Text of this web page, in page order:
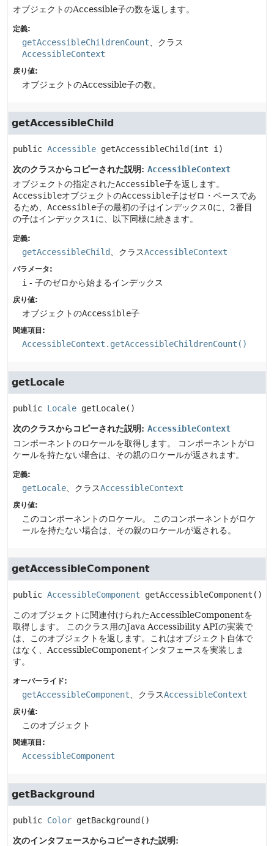
オブジェクトのAccessible子の数を返します。
定義:
getAccessibleChildrenCount 、クラス
AccessibleContext
戻り値:
オブジェクトのAccessible子の数。
getAccessibleChild
public Accessible getAccessibleChild (int i)
次のクラスからコピーされた説明: AccessibleContext
オブジェクトの指定されたAccessible子を返します。
AccessibleオブジェクトのAccessible子はゼロ・ベースであ
るため、 Accessible子の最初の子はインデックス0に、2番目
の子はインデックス1に、以下同様に続きます。
定義:
getAccessibleChild 、クラスAccessibleContext
パラメータ:
i - 子のゼロから始まるインデックス
戻り値:
オブジェクトのAccessible子
関連項目:
AccessibleContext.getAccessibleChildrenCount()
getLocale
public Locale getLocale()
次のクラスからコピーされた説明: AccessibleContext
コンポーネントのロケールを取得します。
コンポーネントがロ
ケールを持たない場合は、その親のロケールが返されます。
定義:
getLocale 、クラスAccessibleContext
戻り値:
このコンポーネントのロケール。
このコンポーネントがロケ
ールを持たない場合は、その親のロケールが返される。
getAccessibleComponent
public AccessibleComponent getAccessibleComponent ()
このオブジェクトに関連付けられたAccessibleComponentを
取得します。
このクラス用のJava Accessibility APIの実装で
は、このオブジェクトを返します。これはオブジェクト自体で
はなく、AccessibleComponentインタフェースを実装しま
す。
オーバーライド:
getAccessibleComponent 、クラスAccessibleContext
戻り値:
このオブジェクト
関連項目:
AccessibleComponent
getBackground
public Color getBackground ()
次のインタフェースからコピーされた説明: